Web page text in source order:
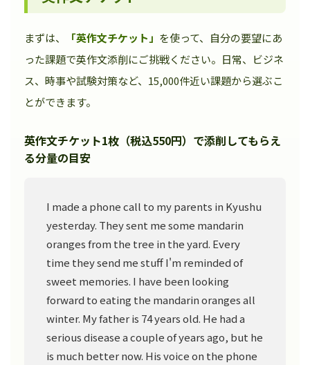
まずは、 「英作文チケット」 を使って、自分の要望にあ
った課題で英作文添削にご挑戦ください。日常、ビジネ
ス、時事や試験対策など、15,000件近い課題から選ぶこ
とができます。
英作文チケット1枚（税込550円）で添削してもらえ
る分量の目安
I made a phone call to my parents in Kyushu
yesterday. They sent me some mandarin
oranges from the tree in the yard. Every
time they send me stuff I'm reminded of
sweet memories. I have been looking
forward to eating the mandarin oranges all
winter. My father is 74 years old. He had a
serious disease a couple of years ago, but he
is much better now. His voice on the phone